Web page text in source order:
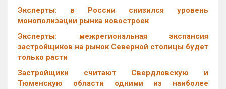
Эксперты: в России снизился уровень
монополизации рынка новостроек
Эксперты: межрегиональная экспансия
застройщиков на рынок Северной столицы будет
только расти
Застройщики считают Свердловскую и
Тюменскую области одними из наиболее